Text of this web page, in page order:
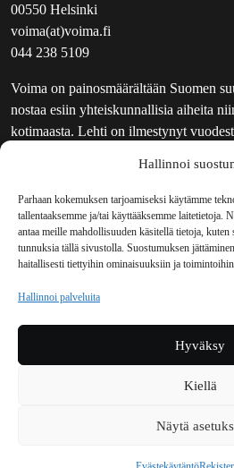
Hallinnoi
Parhaan kokemuksen tarjoamiseksi käytämme
tallentaaksemme ja/tai käyttääksemme laitetietoja.
antaa meille mahdollisuuden käsitellä tietoja,
tunnuksia tällä sivustolla. Suostumuksen
haitallisesti tiettyihin ominaisuuksiin ja
Hallinnoi palveluita
Hyväksy
Kiellä
Näytä
00550 Helsinki
voima(at)voima.fi
044 238 5109
Voima on painosmäärältään Suomen
nostaa esiin yhteiskunnallisia aiheita
kotimaasta. Lehti on ilmestynyt
UUTISKIRJE
MAINOSTAJILLE
VASTAMAINOKSET
JAKELUPAIKAT
REKISTERISELOSTE
TILAUKSEN PERUUTUSPYYNTÖ
TILAUSOHJEET JA -EHDOT